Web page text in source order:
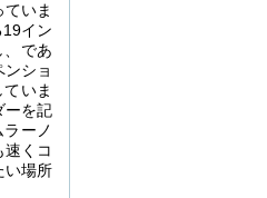
いま
イン
であ
ショ
いま
ーを記
ーノ
くコ
い場所